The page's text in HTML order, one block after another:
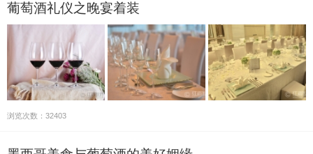
葡萄酒礼仪之晚宴着装
浏览次数：32403